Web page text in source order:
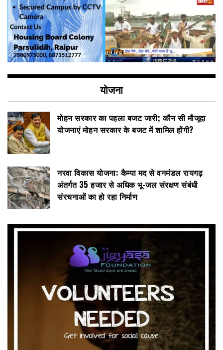
योजना
मोहन सरकार का पहला बजट जारी; कौन सी मौजूदा
योजनाएं मोहन सरकार के बजट में शामिल होंगी?
नरवा विकास योजना: कैम्पा मद से वनमंडल रायगढ़
अंतर्गत 35 हजार से अधिक भू-जल संरक्षण संबंधी
संरचनाओं का हो रहा निर्माण